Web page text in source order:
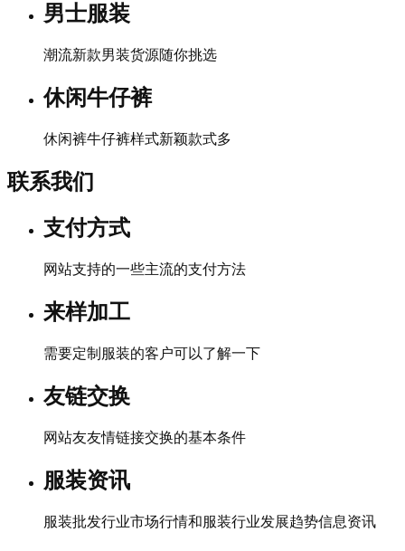
男士服装
潮流新款男装货源随你挑选
休闲牛仔裤
休闲裤牛仔裤样式新颖款式多
联系我们
支付方式
网站支持的一些主流的支付方法
来样加工
需要定制服装的客户可以了解一下
友链交换
网站友友情链接交换的基本条件
服装资讯
服装批发行业市场行情和服装行业发展趋势信息资讯